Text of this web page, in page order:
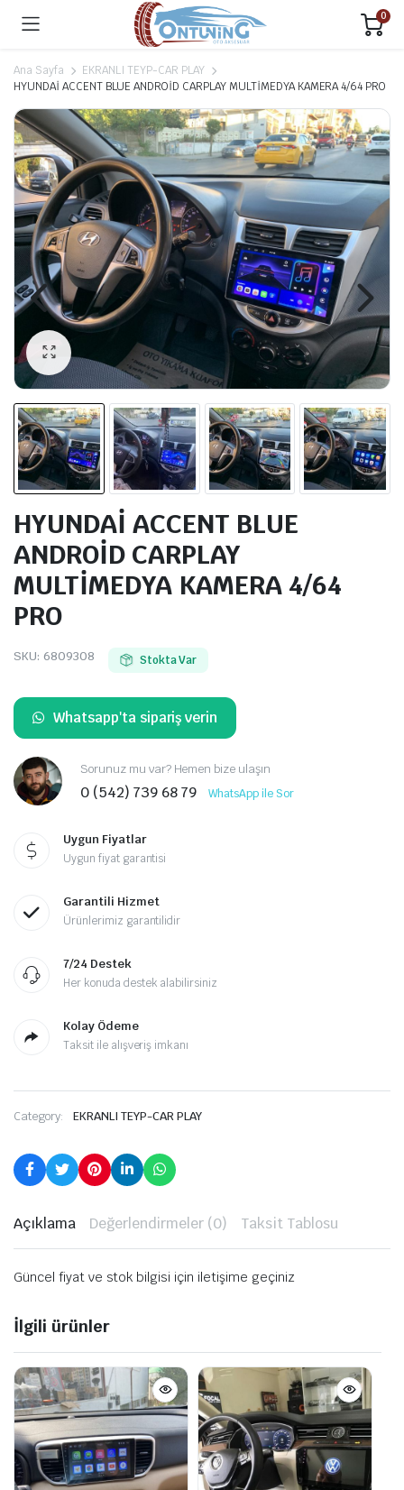
0
Ana Sayfa
EKRANLI TEYP-CAR PLAY
HYUNDAİ ACCENT BLUE ANDROİD CARPLAY MULTİMEDYA KAMERA 4/64 PRO
HYUNDAİ ACCENT BLUE
ANDROİD CARPLAY
MULTİMEDYA KAMERA 4/64
PRO
SKU: 6809308 Stokta Var
Whatsapp'ta sipariş verin
Sorunuz mu var? Hemen bize ulaşın
0 (542) 739 68 79 WhatsApp ile Sor
Uygun Fiyatlar
Uygun fiyat garantisi
Garantili Hizmet
Ürünlerimiz garantilidir
7/24 Destek
Her konuda destek alabilirsiniz
Kolay Ödeme
Taksit ile alışveriş imkanı
Category: EKRANLI TEYP-CAR PLAY
Açıklama Değerlendirmeler (0) Taksit Tablosu
Güncel fiyat ve stok bilgisi için iletişime geçiniz
İlgili ürünler